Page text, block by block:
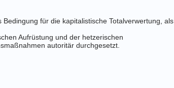
für die kapitalistische Totalverwertung, als
Aufrüstung und der hetzerischen
autoritär durchgesetzt.